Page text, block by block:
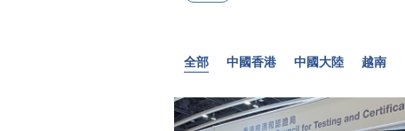
全部 中國香港 中國大陸 越南